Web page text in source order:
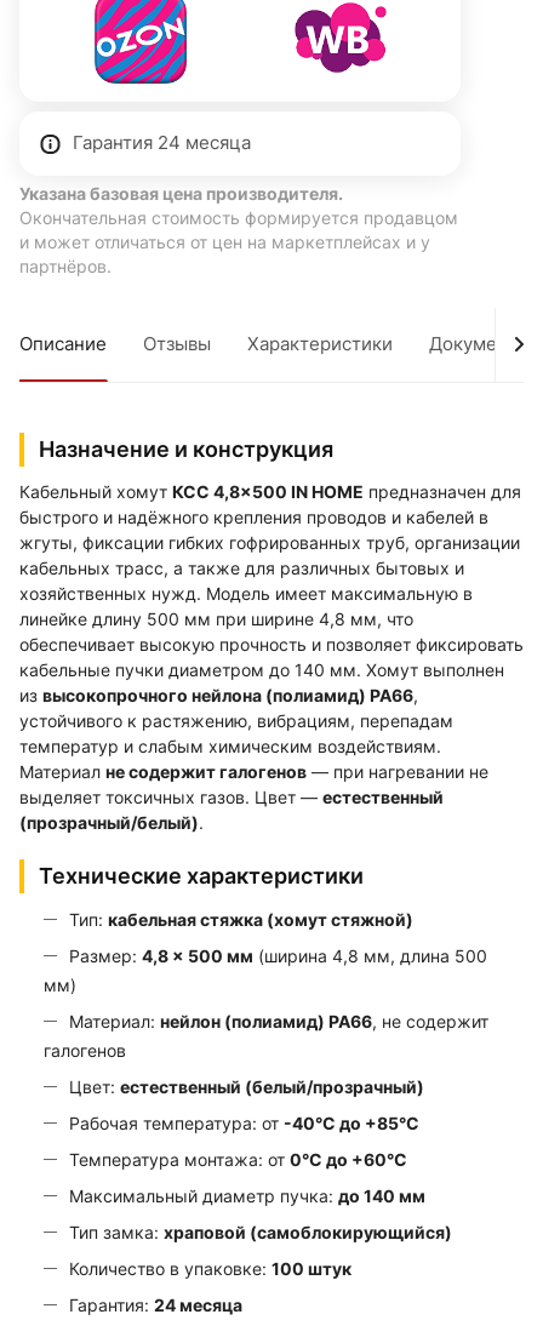
Гарантия 24 месяца
Указана базовая цена производителя.
Окончательная стоимость формируется продавцом
и может отличаться от цен на маркетплейсах и у
партнёров.
Описание Отзывы Характеристики Документы
Назначение и конструкция
Кабельный хомут КСС 4,8×500 IN HOME предназначен для
быстрого и надёжного крепления проводов и кабелей в
жгуты, фиксации гибких гофрированных труб, организации
кабельных трасс, а также для различных бытовых и
хозяйственных нужд. Модель имеет максимальную в
линейке длину 500 мм при ширине 4,8 мм, что
обеспечивает высокую прочность и позволяет фиксировать
кабельные пучки диаметром до 140 мм. Хомут выполнен
из высокопрочного нейлона (полиамид) PA66,
устойчивого к растяжению, вибрациям, перепадам
температур и слабым химическим воздействиям.
Материал не содержит галогенов — при нагревании не
выделяет токсичных газов. Цвет — естественный
(прозрачный/белый).
Технические характеристики
Тип: кабельная стяжка (хомут стяжной)
Размер: 4,8 × 500 мм (ширина 4,8 мм, длина 500
мм)
Материал: нейлон (полиамид) PA66, не содержит
галогенов
Цвет: естественный (белый/прозрачный)
Рабочая температура: от -40°С до +85°С
Температура монтажа: от 0°С до +60°С
Максимальный диаметр пучка: до 140 мм
Тип замка: храповой (самоблокирующийся)
Количество в упаковке: 100 штук
Гарантия: 24 месяца